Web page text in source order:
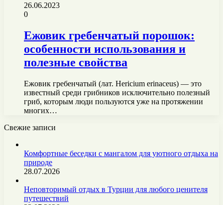
26.06.2023
0
Ежовик гребенчатый порошок:
особенности использования и
полезные свойства
Ежовик гребенчатый (лат. Hericium erinaceus) — это
известный среди грибников исключительно полезный
гриб, которым люди пользуются уже на протяжении
многих…
Свежие записи
Комфортные беседки с мангалом для уютного отдыха на
природе
28.07.2026
Неповторимый отдых в Турции для любого ценителя
путешествий